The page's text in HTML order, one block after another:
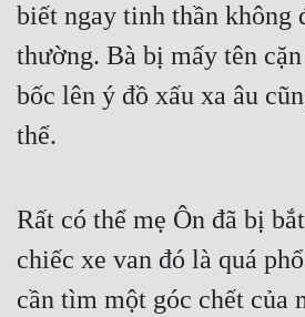
biết ngay tinh thần không
thường. Bà bị mấy tên
bốc lên ý đồ xấu xa âu
thể.
Rất có thể mẹ Ôn đã bị
chiếc xe van đó là quá
cần tìm một góc chết của